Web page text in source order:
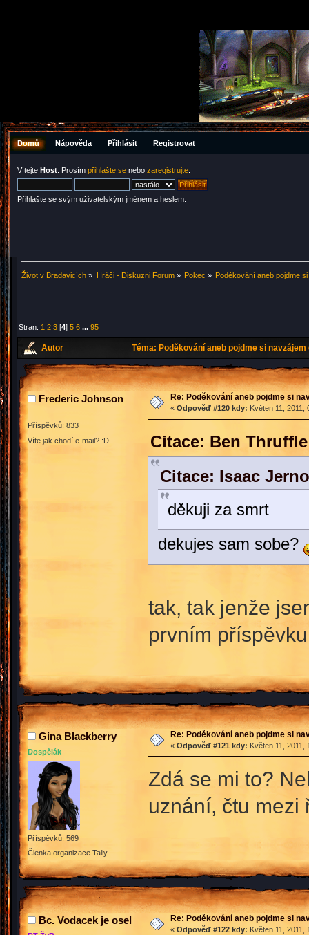
Domů Nápověda Přihlásit Registrovat
Vítejte Host . Prosím přihlašte se nebo zaregistrujte
Přihlašte se svým uživatelským jménem a heslem.
Život v Bradavicích » Hráči - Diskuzni Forum» Pokec » Poděkování aneb pojdme
Stran: 1 2 3 [4]5 6 ...95
Autor Téma: Poděkování aneb pojdme si
Frederic Johnson
Příspěvků: 833
Víte jak chodí e-mail? :D
Re: Poděkování aneb pojdme si
« Odpověď #120 kdy: Květen 11, 2011,
Citace: Ben
Citace: Isaac
děkuji za smrt
dekujes sam sobe?
tak, tak jenže
prvním
Gina Blackberry
Dospělák
Příspěvků: 569
Členka organizace Tally
Re: Poděkování aneb pojdme si
« Odpověď #121 kdy: Květen 11, 2011,
Zdá se mi to?
uznání, čtu mezi
Bc. Vodacek je osel Re: Poděkování aneb pojdme si
« Odpověď #122 kdy: Květen 11, 2011,